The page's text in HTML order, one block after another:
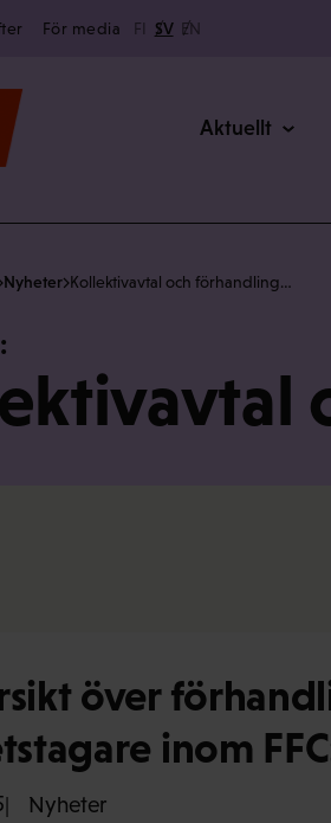
För media FI SV EN
Aktuellt
Nyheter Kollektivavtal och förhandling…
över
inom
Nyheter